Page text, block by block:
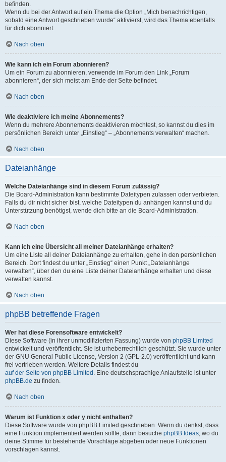
befinden.
Wenn du bei der Antwort auf ein Thema die Option „Mich benachrichtigen,
sobald eine Antwort geschrieben wurde“ aktivierst, wird das Thema ebenfalls
für dich abonniert.
Nach oben
Wie kann ich ein Forum abonnieren?
Um ein Forum zu abonnieren, verwende im Forum den Link „Forum
abonnieren“, der sich meist am Ende der Seite befindet.
Nach oben
Wie deaktiviere ich meine Abonnements?
Wenn du mehrere Abonnements deaktivieren möchtest, so kannst du dies im
persönlichen Bereich unter „Einstieg“ – „Abonnements verwalten“ machen.
Nach oben
Dateianhänge
Welche Dateianhänge sind in diesem Forum zulässig?
Die Board-Administration kann bestimmte Dateitypen zulassen oder verbieten.
Falls du dir nicht sicher bist, welche Dateitypen du anhängen kannst und du
Unterstützung benötigst, wende dich bitte an die Board-Administration.
Nach oben
Kann ich eine Übersicht all meiner Dateianhänge erhalten?
Um eine Liste all deiner Dateianhänge zu erhalten, gehe in den persönlichen
Bereich. Dort findest du unter „Einstieg“ einen Punkt „Dateianhänge
verwalten“, über den du eine Liste deiner Dateianhänge erhalten und diese
verwalten kannst.
Nach oben
phpBB betreffende Fragen
Wer hat diese Forensoftware entwickelt?
Diese Software (in ihrer unmodifizierten Fassung) wurde von phpBB Limited
entwickelt und veröffentlicht. Sie ist urheberrechtlich geschützt. Sie wurde unter
der GNU General Public License, Version 2 (GPL-2.0) veröffentlicht und kann
frei vertrieben werden. Weitere Details findest du
auf der Seite von phpBB Limited . Eine deutschsprachige Anlaufstelle ist unter
phpBB.de zu finden.
Nach oben
Warum ist Funktion x oder y nicht enthalten?
Diese Software wurde von phpBB Limited geschrieben. Wenn du denkst, dass
eine Funktion implementiert werden sollte, dann besuche phpBB Ideas, wo du
deine Stimme für bestehende Vorschläge abgeben oder neue Funktionen
vorschlagen kannst.